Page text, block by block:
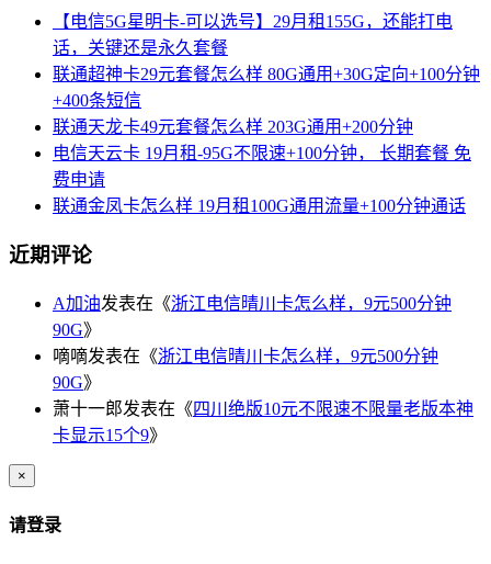
【电信5G星明卡-可以选号】29月租155G，还能打电
话，关键还是永久套餐
联通超神卡29元套餐怎么样 80G通用+30G定向+100分钟
+400条短信
联通天龙卡49元套餐怎么样 203G通用+200分钟
电信天云卡 19月租-95G不限速+100分钟， 长期套餐 免
费申请
联通金凤卡怎么样 19月租100G通用流量+100分钟通话
近期评论
A加油发表在《浙江电信晴川卡怎么样，9元500分钟
90G》
嘀嘀发表在《浙江电信晴川卡怎么样，9元500分钟
90G》
萧十一郎发表在《四川绝版10元不限速不限量老版本神
卡显示15个9》
×
请登录